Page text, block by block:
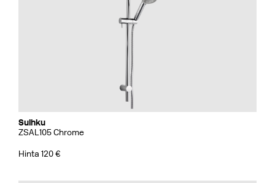
Suihku
ZSAL105 Chrome
Hinta 120 €